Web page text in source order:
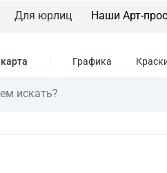
Для юрлиц Наши Арт-
Графика